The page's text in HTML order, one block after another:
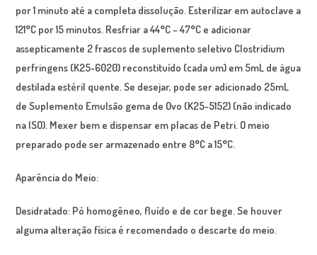
por 1 minuto até a completa dissolução. Esterilizar em autoclave a
121°C por 15 minutos. Resfriar a 44°C – 47°C e adicionar
assepticamente 2 frascos de suplemento seletivo Clostridium
perfringens (K25-6020) reconstituído (cada um) em 5mL de água
destilada estéril quente. Se desejar, pode ser adicionado 25mL
de Suplemento Emulsão gema de Ovo (K25-5152) (não indicado
na ISO). Mexer bem e dispensar em placas de Petri. O meio
preparado pode ser armazenado entre 8°C a 15°C.
Aparência do Meio:
Desidratado: Pó homogêneo, fluído e de cor bege. Se houver
alguma alteração física é recomendado o descarte do meio.